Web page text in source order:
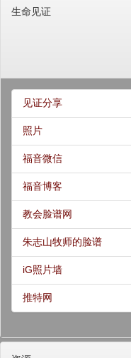
生命见证
见证分享
照片
福音微信
福音博客
教会脸谱网
朱志山牧师的脸谱
iG照片墙
推特网